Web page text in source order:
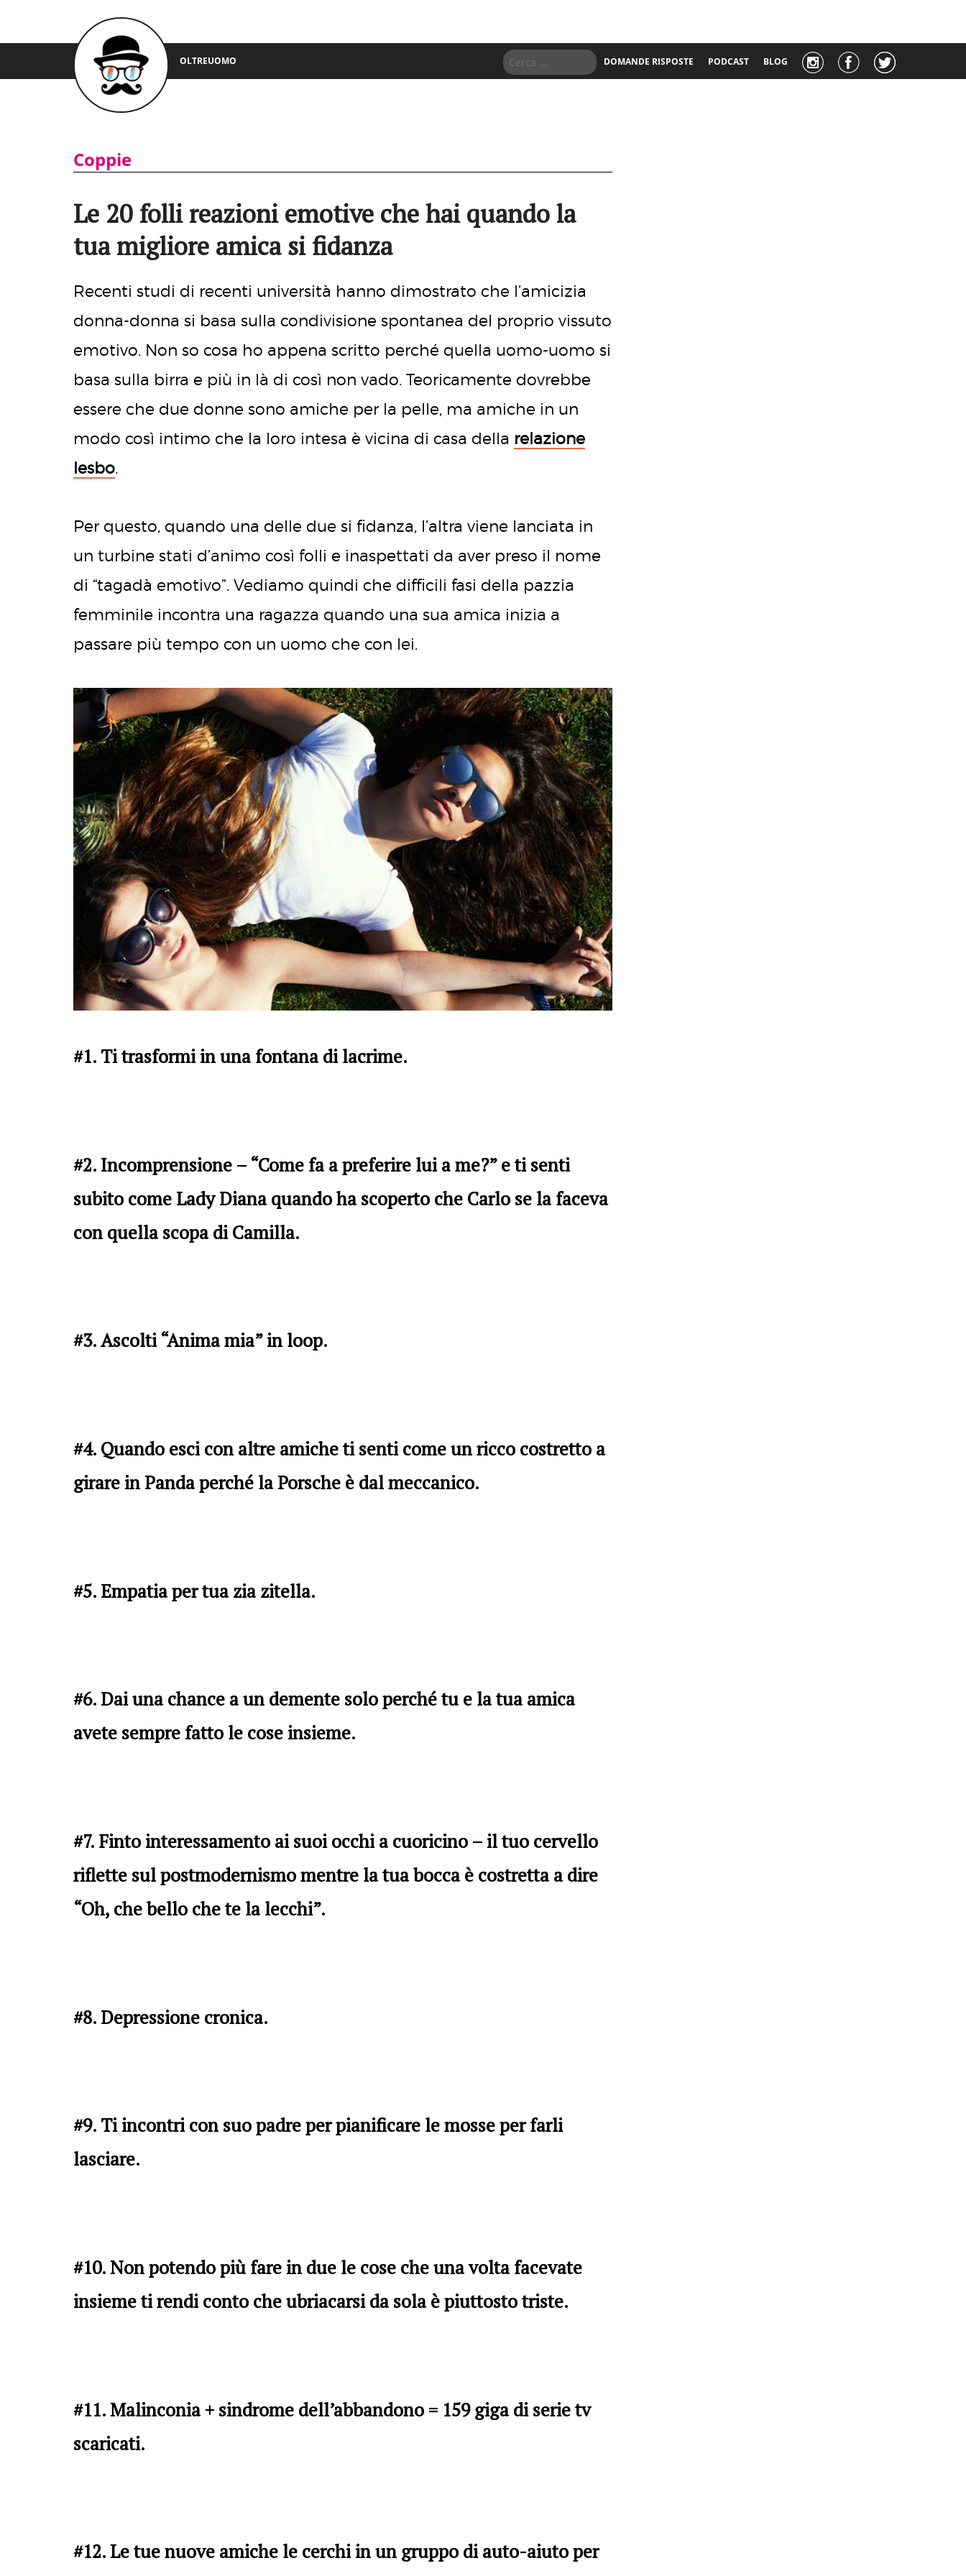
OLTREUOMO DOMANDE RISPOSTE PODCAST BLOG
Coppie
Le 20 folli reazioni emotive che hai quando la
tua migliore amica si fidanza
Recenti studi di recenti università hanno dimostrato che l’amicizia
donna-donna si basa sulla condivisione spontanea del proprio vissuto
emotivo. Non so cosa ho appena scritto perché quella uomo-uomo si
basa sulla birra e più in là di così non vado. Teoricamente dovrebbe
essere che due donne sono amiche per la pelle, ma amiche in un
modo così intimo che la loro intesa è vicina di casa della relazione
lesbo.
Per questo, quando una delle due si fidanza, l’altra viene lanciata in
un turbine stati d’animo così folli e inaspettati da aver preso il nome
di “tagadà emotivo”. Vediamo quindi che difficili fasi della pazzia
femminile incontra una ragazza quando una sua amica inizia a
passare più tempo con un uomo che con lei.
#1. Ti trasformi in una fontana di lacrime.
#2. Incomprensione – “Come fa a preferire lui a me?” e ti senti
subito come Lady Diana quando ha scoperto che Carlo se la faceva
con quella scopa di Camilla.
#3. Ascolti “Anima mia” in loop.
#4. Quando esci con altre amiche ti senti come un ricco costretto a
girare in Panda perché la Porsche è dal meccanico.
#5. Empatia per tua zia zitella.
#6. Dai una chance a un demente solo perché tu e la tua amica
avete sempre fatto le cose insieme.
#7. Finto interessamento ai suoi occhi a cuoricino – il tuo cervello
riflette sul postmodernismo mentre la tua bocca è costretta a dire
“Oh, che bello che te la lecchi”.
#8. Depressione cronica.
#9. Ti incontri con suo padre per pianificare le mosse per farli
lasciare.
#10. Non potendo più fare in due le cose che una volta facevate
insieme ti rendi conto che ubriacarsi da sola è piuttosto triste.
#11. Malinconia + sindrome dell’abbandono = 159 giga di serie tv
scaricati.
#12. Le tue nuove amiche le cerchi in un gruppo di auto-aiuto per